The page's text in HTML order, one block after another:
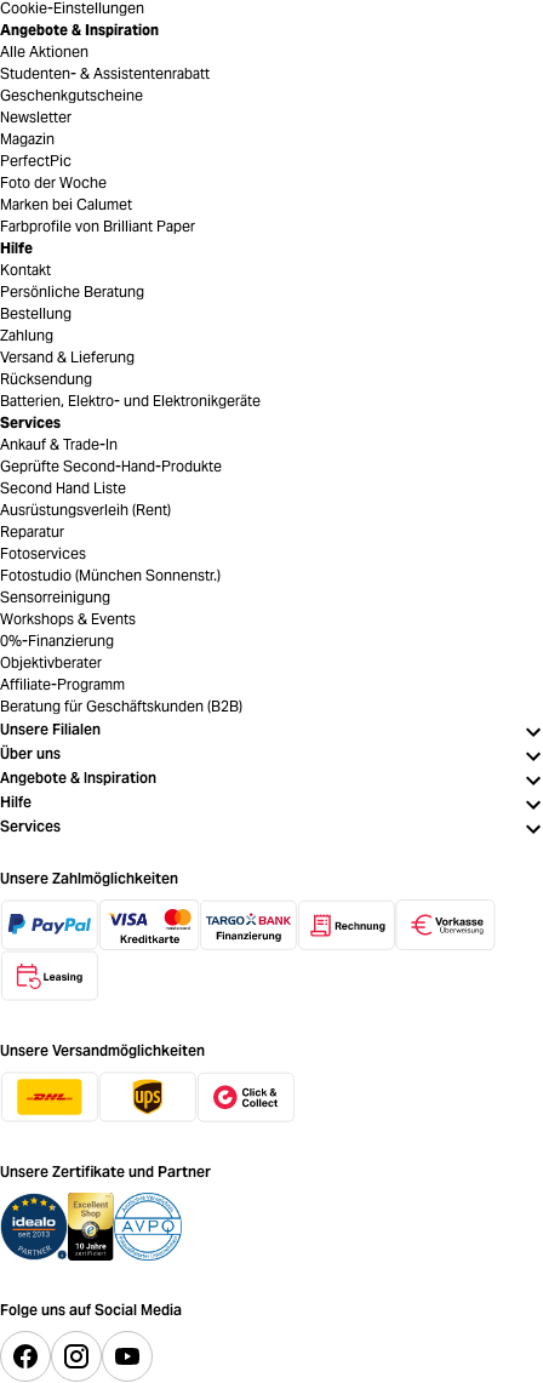
Cookie-Einstellungen
Angebote & Inspiration
Alle Aktionen
Studenten- & Assistentenrabatt
Geschenkgutscheine
Newsletter
Magazin
PerfectPic
Foto der Woche
Marken bei Calumet
Farbprofile von Brilliant Paper
Hilfe
Kontakt
Persönliche Beratung
Bestellung
Zahlung
Versand & Lieferung
Rücksendung
Batterien, Elektro- und Elektronikgeräte
Services
Ankauf & Trade-In
Geprüfte Second-Hand-Produkte
Second Hand Liste
Ausrüstungsverleih (Rent)
Reparatur
Fotoservices
Fotostudio (München Sonnenstr.)
Sensorreinigung
Workshops & Events
0%-Finanzierung
Objektivberater
Affiliate-Programm
Beratung für Geschäftskunden (B2B)
Unsere Filialen
Über uns
Angebote & Inspiration
Hilfe
Services
Unsere Zahlmöglichkeiten
Unsere Versandmöglichkeiten
Unsere Zertifikate und Partner
Folge uns auf Social Media